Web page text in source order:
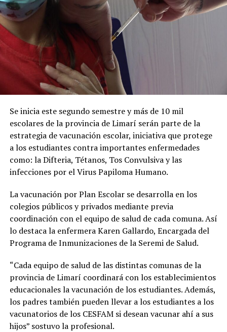
Se inicia este segundo semestre y más de 10 mil
escolares de la provincia de Limarí serán parte de la
estrategia de vacunación escolar, iniciativa que protege
a los estudiantes contra importantes enfermedades
como: la Difteria, Tétanos, Tos Convulsiva y las
infecciones por el Virus Papiloma Humano.
La vacunación por Plan Escolar se desarrolla en los
colegios públicos y privados mediante previa
coordinación con el equipo de salud de cada comuna. Así
lo destaca la enfermera Karen Gallardo, Encargada del
Programa de Inmunizaciones de la Seremi de Salud.
“Cada equipo de salud de las distintas comunas de la
provincia de Limarí coordinará con los establecimientos
educacionales la vacunación de los estudiantes. Además,
los padres también pueden llevar a los estudiantes a los
vacunatorios de los CESFAM si desean vacunar ahí a sus
hijos” sostuvo la profesional.